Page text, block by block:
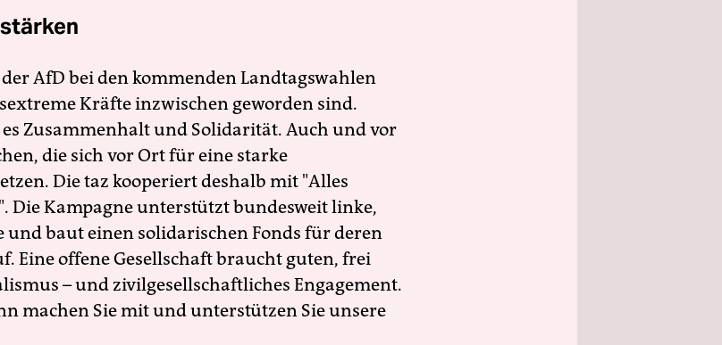
AfD bei den kommenden Landtagswahlen
Kräfte inzwischen geworden sind.
Zusammenhalt und Solidarität. Auch und vor
die sich vor Ort für eine starke
Die taz kooperiert deshalb mit "Alles
Die Kampagne unterstützt bundesweit linke,
und baut einen solidarischen Fonds für deren
Eine offene Gesellschaft braucht guten, frei
– und zivilgesellschaftliches Engagement.
machen Sie mit und unterstützen Sie unsere